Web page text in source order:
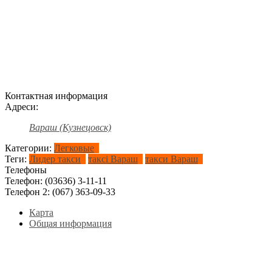
Контактная информация
Адреси:
Вараш (Кузнецовск)
Категории: Легковые
Теги: Лидер такси таксі Вараш
такси Вараш
Телефоны
Телефон: (03636) 3-11-11
Телефон 2: (067) 363-09-33
Карта
Общая информация